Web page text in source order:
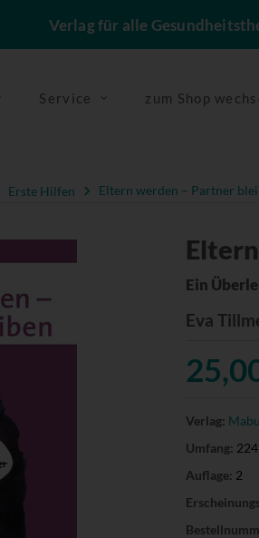
Verlag für alle
Service zum Shop
Erste Hilfen Eltern werden – Partner
Ein
Eva
Verlag:
Umfang:
Auflage: 2